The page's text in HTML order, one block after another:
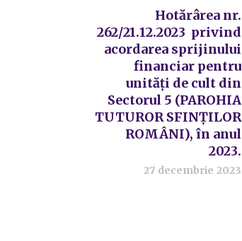
Hotărârea nr.
262/21.12.2023 privind
acordarea sprijinului
financiar pentru
unități de cult din
Sectorul 5 (PAROHIA
TUTUROR SFINȚILOR
ROMÂNI), în anul
2023.
27 decembrie 2023